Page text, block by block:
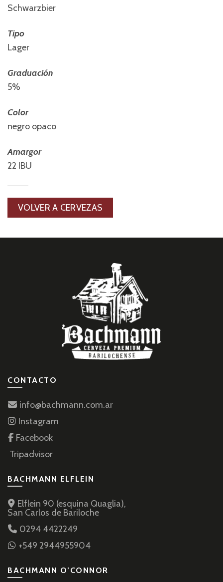
Schwarzbier
Tipo
Lager
Graduación
5%
Color
negro opaco
Amargor
22 IBU
VOLVER A CERVEZAS
CONTACTO
info@bachmann.com.ar
Instagram
Facebook
Tripadvisor
BACHMANN ELFLEIN
Elflein 90 (esquina Quaglia),
San Carlos de Bariloche
0294 4422249
+549 2944955904
BACHMANN O’CONNOR